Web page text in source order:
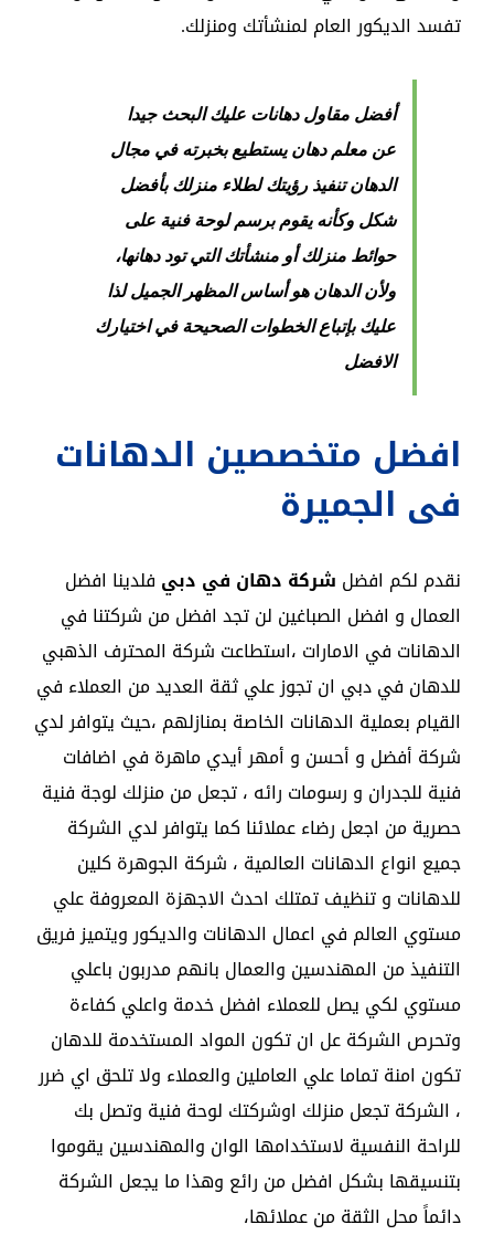
تفسد الديكور العام لمنشأتك ومنزلك.
أفضل مقاول دهانات عليك البحث جيدا
عن معلم دهان يستطيع بخبرته في مجال
الدهان تنفيذ رؤيتك لطلاء منزلك بأفضل
شكل وكأنه يقوم برسم لوحة فنية على
حوائط منزلك أو منشأتك التي تود دهانها،
ولأن الدهان هو أساس المظهر الجميل لذا
عليك بإتباع الخطوات الصحيحة في اختيارك
الافضل
افضل متخصصين الدهانات
فى الجميرة
نقدم لكم افضل شركة دهان في دبي فلدينا افضل
العمال و افضل الصباغين لن تجد افضل من شركتنا في
الدهانات في الامارات ،استطاعت شركة المحترف الذهبي
للدهان في دبي ان تجوز علي ثقة العديد من العملاء في
القيام بعملية الدهانات الخاصة بمنازلهم ،حيث يتوافر لدي
شركة أفضل و أحسن و أمهر أيدي ماهرة في اضافات
فنية للجدران و رسومات رائه ، تجعل من منزلك لوجة فنية
حصرية من اجعل رضاء عملائنا كما يتوافر لدي الشركة
جميع انواع الدهانات العالمية ، شركة الجوهرة كلين
للدهانات و تنظيف تمتلك احدث الاجهزة المعروفة علي
مستوي العالم في اعمال الدهانات والديكور ويتميز فريق
التنفيذ من المهندسين والعمال بانهم مدربون باعلي
مستوي لكي يصل للعملاء افضل خدمة واعلي كفاءة
وتحرص الشركة عل ان تكون المواد المستخدمة للدهان
تكون امنة تماما علي العاملين والعملاء ولا تلحق اي ضرر
، الشركة تجعل منزلك اوشركتك لوحة فنية وتصل بك
للراحة النفسية لاستخدامها الوان والمهندسين يقوموا
بتنسيقها بشكل افضل من رائع وهذا ما يجعل الشركة
دائماً محل الثقة من عملائها،